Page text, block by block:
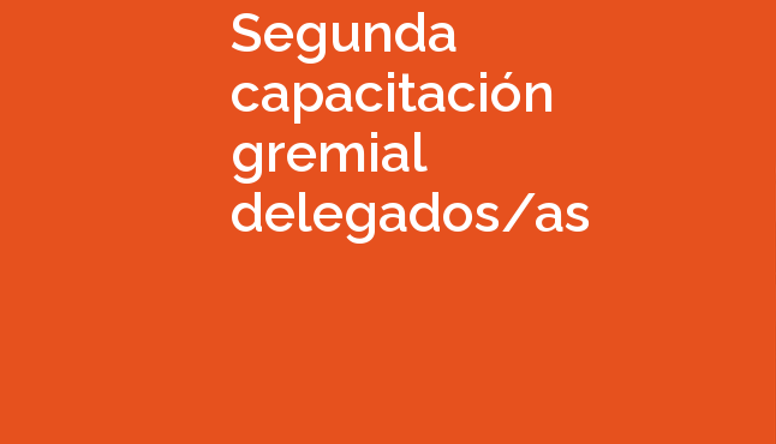
Segunda
capacitación
gremial
delegados/as